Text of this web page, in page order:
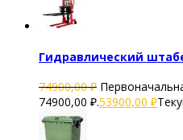
Гидравлический
74900,00₽
74900,00 ₽.53900,00 ₽